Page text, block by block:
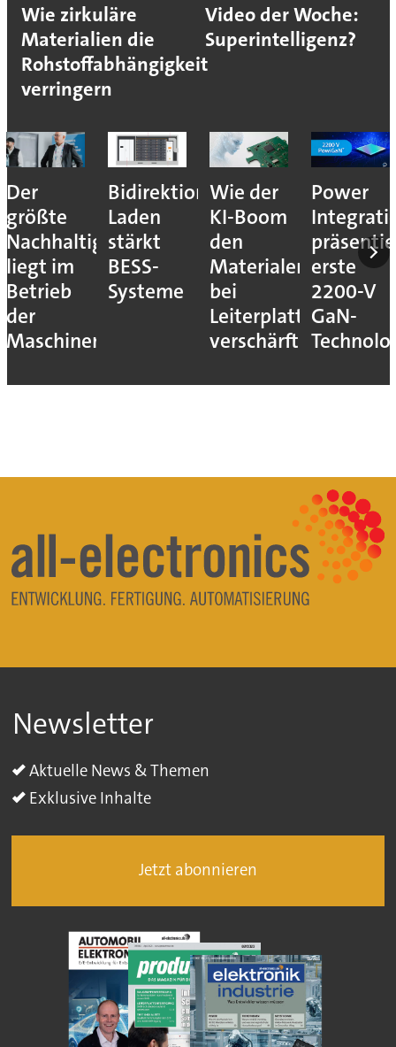
Wie zirkuläre
Materialien die
Rohstoffabhängigkeit
verringern
Video der Woche:
Superintelligenz?
Der
größte
Nachhaltigkeitshebel
liegt im
Betrieb
der
Maschinen
Bidirektionales
Laden
stärkt
BESS-
Systeme
Wie der
KI-Boom
den
Materialengpass
bei
Leiterplatten
verschärft
Power
erste
2200-V
GaN-
Newsletter
Aktuelle News & Themen
Exklusive Inhalte
Jetzt abonnieren